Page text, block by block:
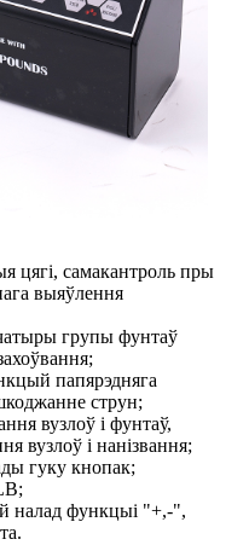
цягі, самакантроль пры
выяўлення
групы фунтаў
папярэдняга
струн;
вузлоў і фунтаў,
вузлоў і нанізвання;
гуку кнопак;
налад функцыі "+,-",